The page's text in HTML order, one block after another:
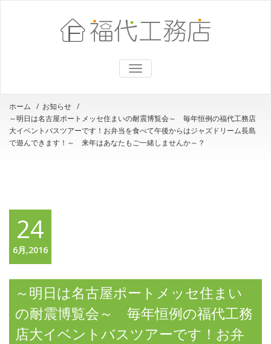
ナ
ビ
ョ
ン
を
ホーム / お知らせ /
～明日は名古屋ポートメッセ住まいの耐震博覧会～ 毎年恒例の福代工務店
大イベントバスツアーです！お弁当を食べて午後からはジャズドリーム長島
で遊んできます！～ 来年はあなたもご一緒しませんか～？
24
6月,2016
～明日は名古屋ポートメッセ住まい
の耐震博覧会～ 毎年恒例の福代工務
店大イベントバスツアーです！お弁